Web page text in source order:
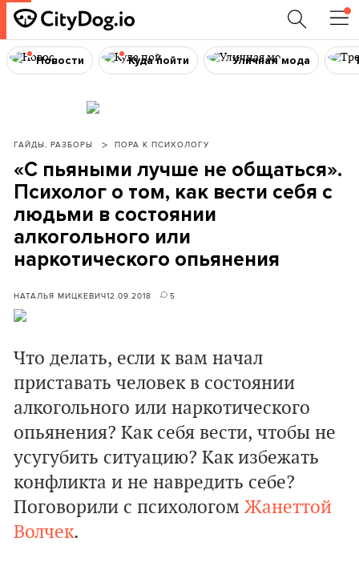
Новости Куда пойти Уличная мода
ГАЙДЫ, РАЗБОРЫ ПОРА К ПСИХОЛОГУ
«С пьяными лучше не общаться».
Психолог о том, как вести себя с
людьми в состоянии
алкогольного или
наркотического опьянения
НАТАЛЬЯ МИЦКЕВИЧ12.09.2018 5
Что делать, если к вам начал
приставать человек в состоянии
алкогольного или наркотического
опьянения? Как себя вести, чтобы не
усугубить ситуацию? Как избежать
конфликта и не навредить себе?
Поговорили с психологом Жанеттой
Волчек.